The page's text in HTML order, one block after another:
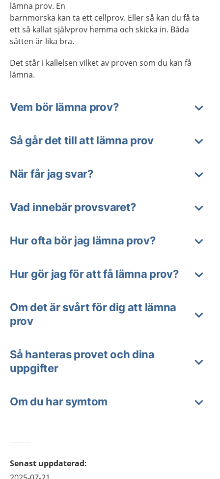
lämna prov. En
barnmorska kan ta ett cellprov. Eller så kan du få ta
ett så kallat självprov hemma och skicka in. Båda
sätten är lika bra.
Det står i kallelsen vilket av proven som du kan få
lämna.
Vem bör lämna prov?
Så går det till att lämna prov
När får jag svar?
Vad innebär provsvaret?
Hur ofta bör jag lämna prov?
Hur gör jag för att få lämna prov?
Om det är svårt för dig att lämna
prov
Så hanteras provet och dina
uppgifter
Om du har symtom
Senast uppdaterad: